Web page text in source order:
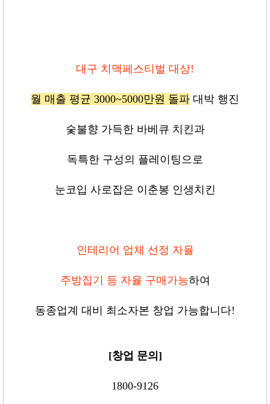
대구 치맥페스티벌 대상!
월 매출 평균 3000~5000만원 돌파 대박 행진
숯불향 가득한 바베큐 치킨과
독특한 구성의 플레이팅으로
눈코입 사로잡은 이춘봉 인생치킨
인테리어 업체 선정 자율
주방집기 등 자율 구매가능하여
동종업계 대비 최소자본 창업 가능합니다!
[창업 문의]
1800-9126